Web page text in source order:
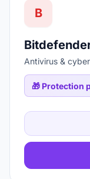
B
Antivirus &
🎁 Protection